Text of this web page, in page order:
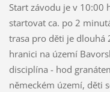
Start závodu je v 10:00
startovat ca. po 2
trasa pro děti je dlouhá
hranici na území
disciplína - hod
německém území, děti